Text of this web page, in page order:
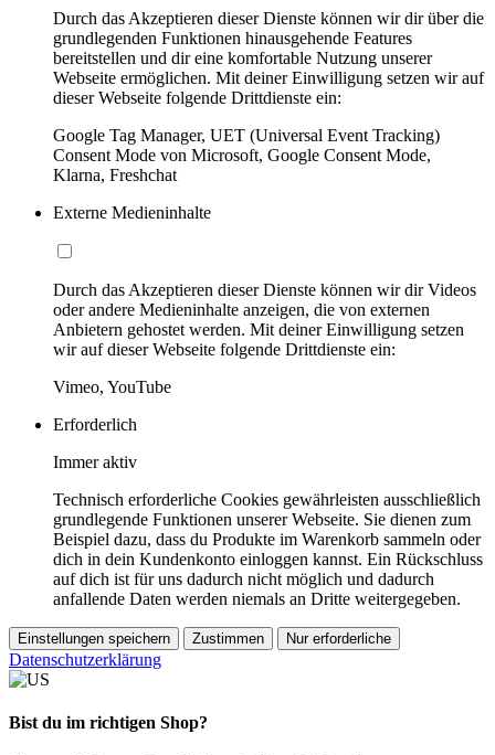
Durch das Akzeptieren dieser Dienste können wir dir über die
grundlegenden Funktionen hinausgehende Features
bereitstellen und dir eine komfortable Nutzung unserer
Webseite ermöglichen. Mit deiner Einwilligung setzen wir auf
dieser Webseite folgende Drittdienste ein:
Google Tag Manager, UET (Universal Event Tracking)
Consent Mode von Microsoft, Google Consent Mode,
Klarna, Freshchat
Externe Medieninhalte
Durch das Akzeptieren dieser Dienste können wir dir Videos
oder andere Medieninhalte anzeigen, die von externen
Anbietern gehostet werden. Mit deiner Einwilligung setzen
wir auf dieser Webseite folgende Drittdienste ein:
Vimeo, YouTube
Erforderlich
Immer aktiv
Technisch erforderliche Cookies gewährleisten ausschließlich
grundlegende Funktionen unserer Webseite. Sie dienen zum
Beispiel dazu, dass du Produkte im Warenkorb sammeln oder
dich in dein Kundenkonto einloggen kannst. Ein Rückschluss
auf dich ist für uns dadurch nicht möglich und dadurch
anfallende Daten werden niemals an Dritte weitergegeben.
Einstellungen speichern Zustimmen Nur erforderliche
Datenschutzerklärung
Bist du im richtigen Shop?